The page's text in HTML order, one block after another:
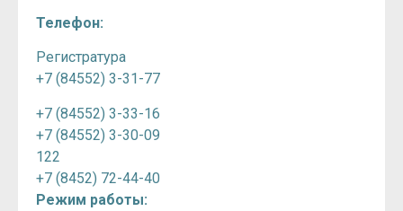
Телефон:
Регистратура
+7 (84552) 3-31-77
+7 (84552) 3-33-16
+7 (84552) 3-30-09
122
+7 (8452) 72-44-40
Режим работы: